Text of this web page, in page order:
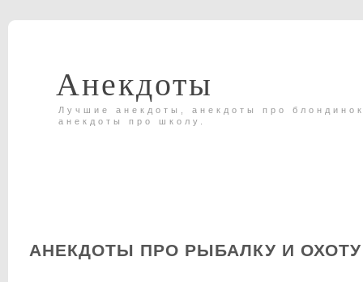
Анекдоты
Лучшие анекдоты, анекдоты про
анекдоты про школу.
АНЕКДОТЫ ПРО РЫБАЛКУ И ОХОТУ